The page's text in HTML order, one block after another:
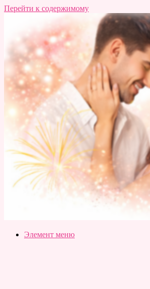
Перейти к содержимому
Slubovju.ru
Бесплатные
Элемент меню